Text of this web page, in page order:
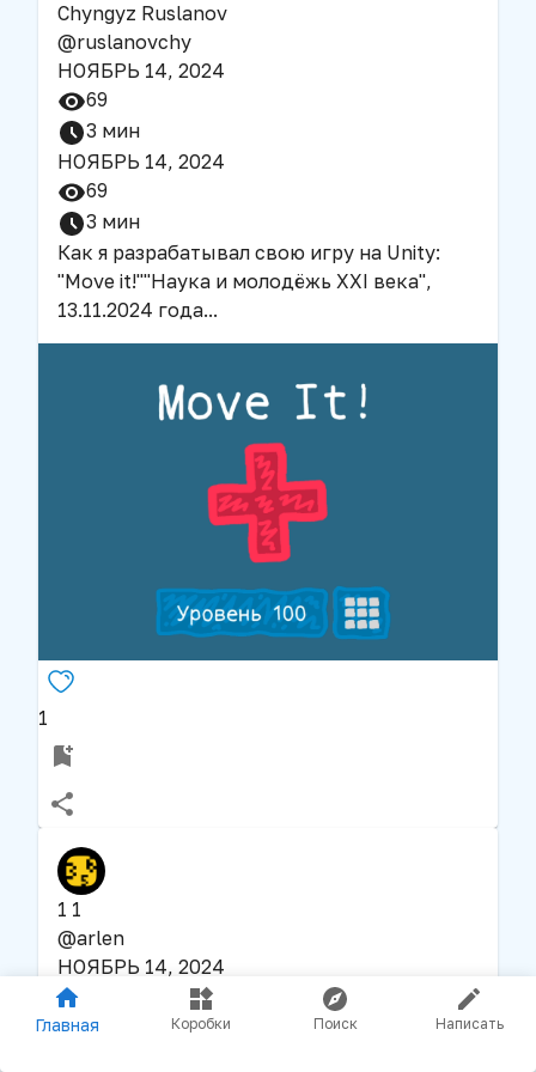
Chyngyz Ruslanov
@ruslanovchy
НОЯБРЬ 14, 2024
69
3 мин
НОЯБРЬ 14, 2024
69
3 мин
Как я разрабатывал свою игру на Unity:
"Move it!""Наука и молодёжь XXI века",
13.11.2024 года...
1
1 1
@arlen
НОЯБРЬ 14, 2024
4
Главная Коробки Поиск Написать